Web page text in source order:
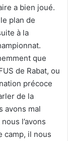
a bien joué.
plan de
à la
que
de Rabat, ou
précoce
de la
avons mal
l’avons
camp, il nous